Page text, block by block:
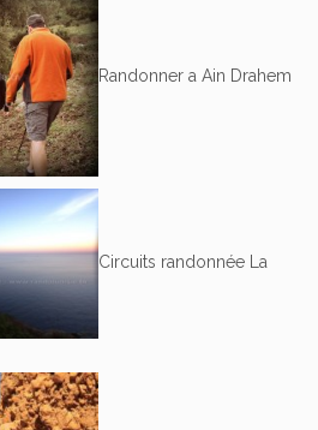
Randonner a Ain Drahem
Circuits randonnée La